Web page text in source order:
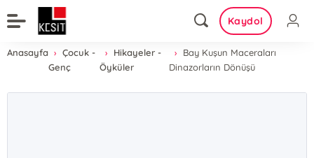
Kaydol
Anasayfa
Çocuk -
Genç
Hikayeler -
Öyküler
Bay Kuşun Maceraları
Dinazorların Dönüşü